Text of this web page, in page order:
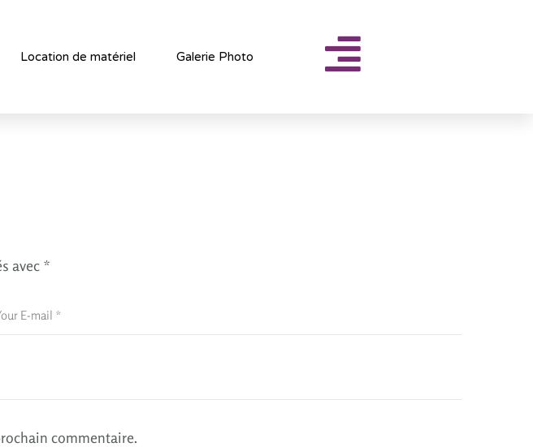
Location de matériel Galerie Photo
avec *
commentaire.